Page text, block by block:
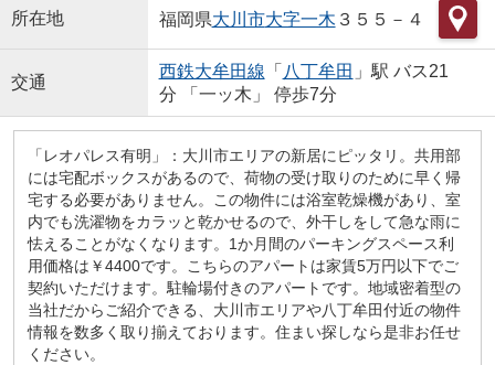
所在地 福岡県大川市大字一木 ３５５－４
交通
西鉄大牟田線 「 八丁牟田 」駅 バス21
分 「一ッ木」 停歩7分
「レオパレス有明」：大川市エリアの新居にピッタリ。共用部
には宅配ボックスがあるので、荷物の受け取りのために早く帰
宅する必要がありません。この物件には浴室乾燥機があり、室
内でも洗濯物をカラッと乾かせるので、外干しをして急な雨に
怯えることがなくなります。1か月間のパーキングスペース利
用価格は￥4400です。こちらのアパートは家賃5万円以下でご
契約いただけます。駐輪場付きのアパートです。地域密着型の
当社だからご紹介できる、大川市エリアや八丁牟田付近の物件
情報を数多く取り揃えております。住まい探しなら是非お任せ
ください。